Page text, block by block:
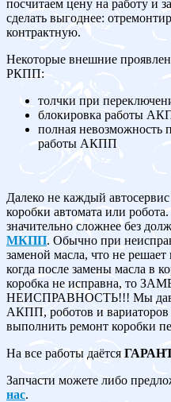
посчитаем цену на работу и
сделать выгоднее:
контрактную.
Некоторые внешние
РКПП:
толчки при
блокировка работы
полная невозможность
работы АКПП
Далеко не каждый
коробки автомата или
значительно сложнее без
МКПП. Обычно при
заменой масла, что не
когда после замены масла в
коробка не исправна, то
НЕИСПРАВНОСТЬ!!! Мы
АКПП, роботов и вариаторов
выполнить ремонт коробки
На все работы даётся
Запчасти можете либо
нас.